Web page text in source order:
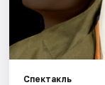
Спорт
События
Спектакль